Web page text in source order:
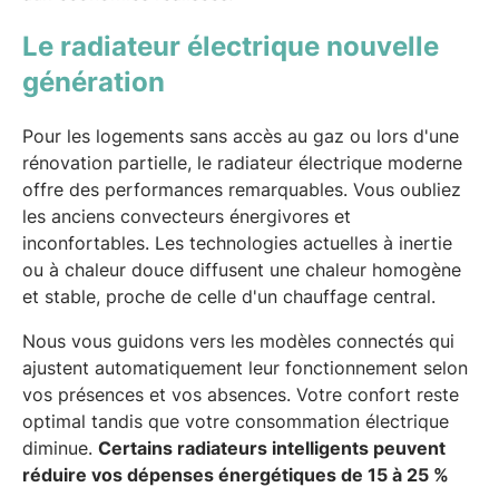
Le radiateur électrique nouvelle
génération
Pour les logements sans accès au gaz ou lors d'une
rénovation partielle, le radiateur électrique moderne
offre des performances remarquables. Vous oubliez
les anciens convecteurs énergivores et
inconfortables. Les technologies actuelles à inertie
ou à chaleur douce diffusent une chaleur homogène
et stable, proche de celle d'un chauffage central.
Nous vous guidons vers les modèles connectés qui
ajustent automatiquement leur fonctionnement selon
vos présences et vos absences. Votre confort reste
optimal tandis que votre consommation électrique
diminue. Certains radiateurs intelligents peuvent
réduire vos dépenses énergétiques de 15 à 25 %